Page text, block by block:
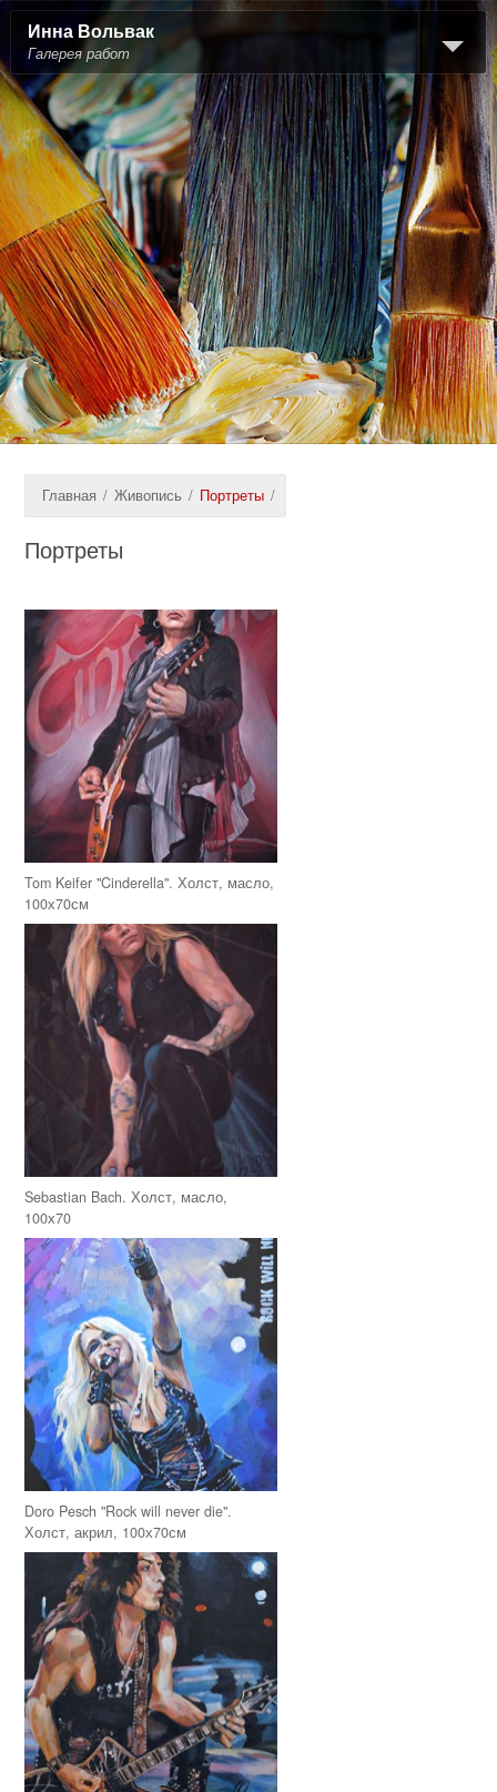
Инна Вольвак
Галерея работ
Главная / Живопись / Портреты /
Портреты
Tom Keifer "Cinderella". Холст, масло,
100х70см
Sebastian Bach. Холст, масло,
100х70
Doro Pesch "Rock will never die".
Холст, акрил, 100х70см